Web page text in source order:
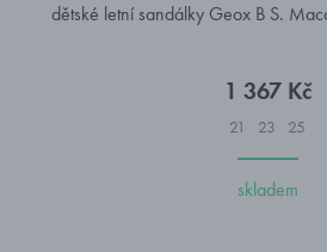
dětské letní sandálky Geox B S.
1 367 Kč
21 23 25
skladem